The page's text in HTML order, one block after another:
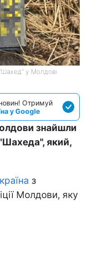
у Молдові
Отримуй
у Google
знайшли
який,
з
Молдови, яку